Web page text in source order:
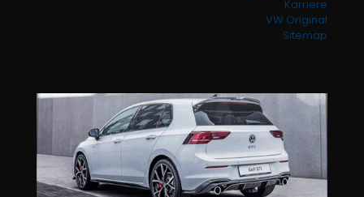
Karriere
VW Original
Sitemap